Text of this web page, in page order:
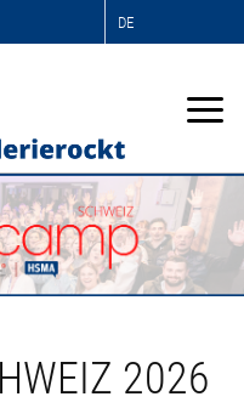
DE
2026